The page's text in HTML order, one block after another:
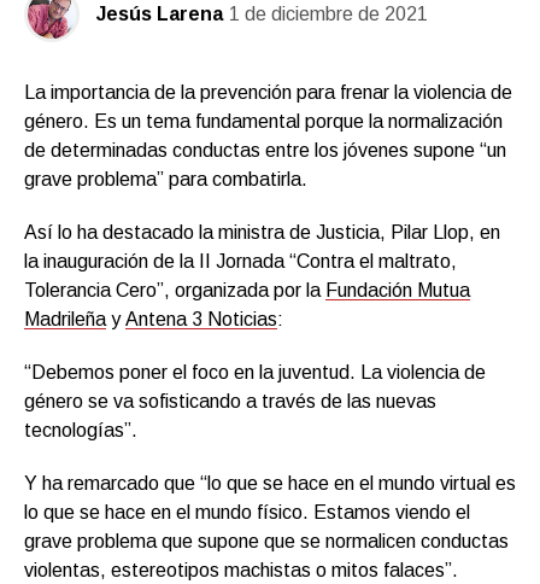
Jesús Larena 1 de diciembre de 2021
La importancia de la prevención para frenar la violencia de
género. Es un tema fundamental porque la normalización
de determinadas conductas entre los jóvenes supone “un
grave problema” para combatirla.
Así lo ha destacado la ministra de Justicia, Pilar Llop, en
la inauguración de la II Jornada “Contra el maltrato,
Tolerancia Cero”, organizada por la Fundación Mutua
Madrileña yAntena 3 Noticias:
“Debemos poner el foco en la juventud. La violencia de
género se va sofisticando a través de las nuevas
tecnologías”.
Y ha remarcado que “lo que se hace en el mundo virtual es
lo que se hace en el mundo físico. Estamos viendo el
grave problema que supone que se normalicen conductas
violentas, estereotipos machistas o mitos falaces”.